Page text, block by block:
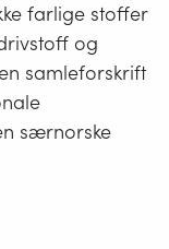
farlige stoffer
og
samleforskrift
særnorske